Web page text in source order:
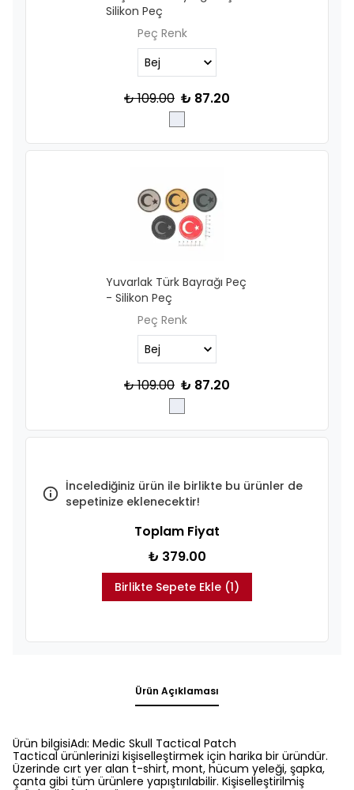
Silikon Peç
Peç Renk
₺ 109.00 ₺ 87.20
Yuvarlak Türk Bayrağı Peç
- Silikon Peç
Peç Renk
₺ 109.00 ₺ 87.20
İncelediğiniz ürün ile birlikte bu ürünler de
sepetinize eklenecektir!
Toplam Fiyat
₺ 379.00
Birlikte Sepete Ekle (1)
Ürün Açıklaması
Ürün bilgisiAdı: Medic Skull Tactical Patch
Tactical ürünlerinizi kişiselleştirmek için harika bir üründür.
Üzerinde cırt yer alan t-shirt, mont, hücum yeleği, şapka,
çanta gibi tüm ürünlere yapıştırılabilir. Kişiselleştirilmiş